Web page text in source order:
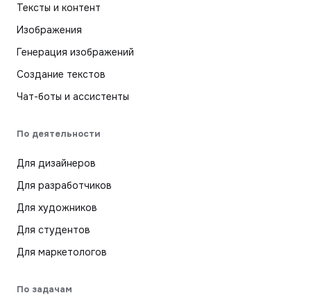
Тексты и контент
Изображения
Генерация изображений
Создание текстов
Чат-боты и ассистенты
По деятельности
Для дизайнеров
Для разработчиков
Для художников
Для студентов
Для маркетологов
По задачам